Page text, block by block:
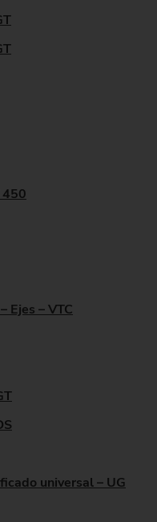
450
Ejes – VTC
universal – UG